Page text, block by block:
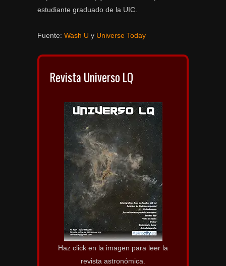
estudiante graduado de la UIC.
Fuente: Wash U y Universe Today
Revista Universo LQ
Haz click en la imagen para leer la
revista astronómica.